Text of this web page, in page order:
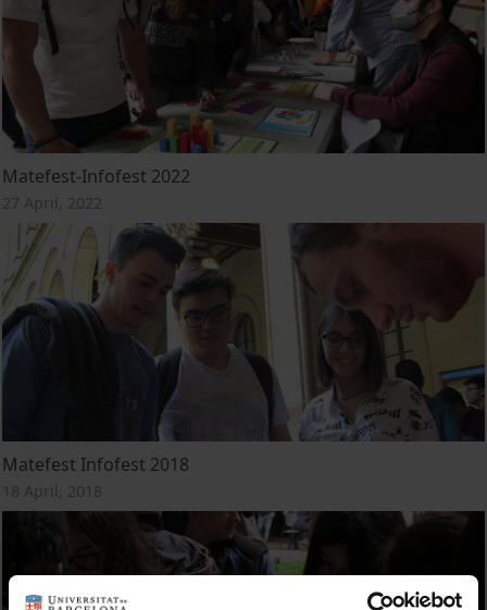
Matefest-Infofest 2022
27 April, 2022
Matefest Infofest 2018
18 April, 2018